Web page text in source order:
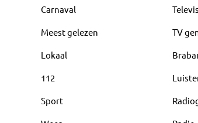
Carnaval
Meest gelezen
Lokaal
112
Sport
TV